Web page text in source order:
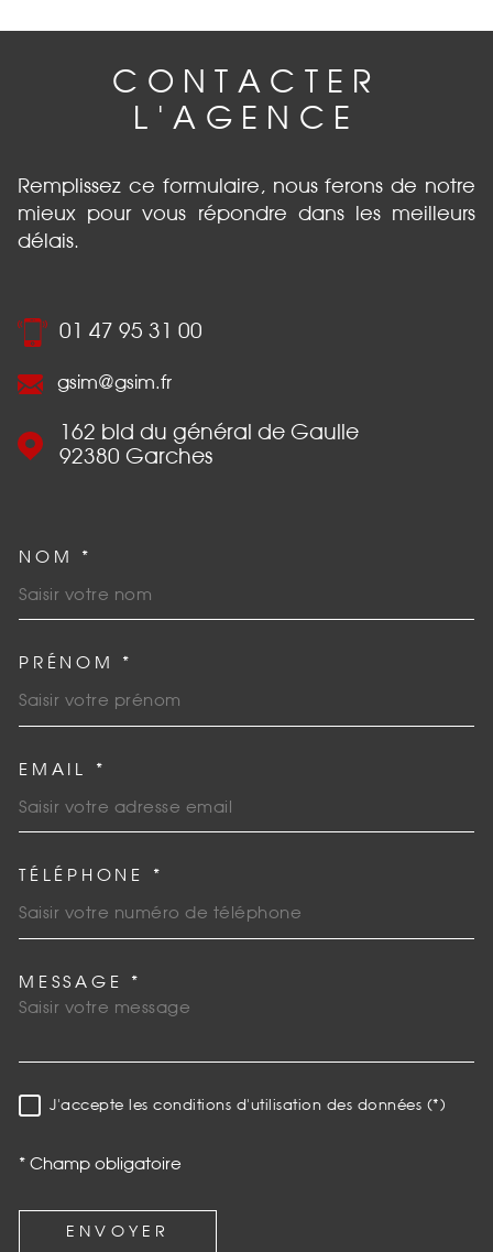
CONTACTER
L'AGENCE
Remplissez ce formulaire, nous ferons de notre
mieux pour vous répondre dans les meilleurs
délais.
01 47 95 31 00
gsim@gsim.fr
162 bld du général de Gaulle
92380
Garches
NOM *
PRÉNOM *
EMAIL *
TÉLÉPHONE *
MESSAGE *
RÈGLEMENTATION
J'accepte les conditions d'utilisation des données (*)
* Champ obligatoire
ENVOYER